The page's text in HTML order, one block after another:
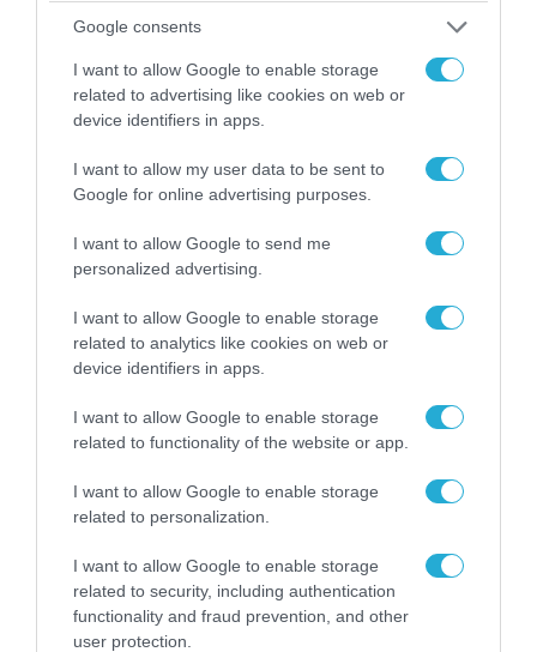
Google consents
I want to allow Google to enable storage
related to advertising like cookies on web or
device identifiers in apps.
I want to allow my user data to be sent to
Google for online advertising purposes.
I want to allow Google to send me
personalized advertising.
I want to allow Google to enable storage
related to analytics like cookies on web or
device identifiers in apps.
I want to allow Google to enable storage
related to functionality of the website or app.
I want to allow Google to enable storage
related to personalization.
I want to allow Google to enable storage
related to security, including authentication
functionality and fraud prevention, and other
user protection.
ΠΟΛΙΤΙΚΗ
07.08.2026 | 20:02
Ο Γιάννης Αλαφούζος «τέλειωσε» τον
Κωνσταντίνο Ζούλα από τον ΣΚΑΪ – Ο λόγος της
απομάκρυνσής του